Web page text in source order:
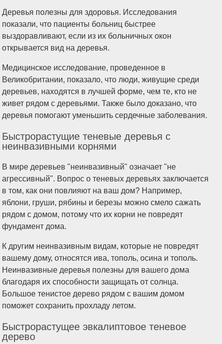
Деревья полезны для здоровья. Исследования
показали, что пациенты больниц быстрее
выздоравливают, если из их больничных окон
открывается вид на деревья.
Медицинское исследование, проведенное в
Великобритании, показало, что люди, живущие среди
деревьев, находятся в лучшей форме, чем те, кто не
живет рядом с деревьями. Также было доказано, что
деревья помогают уменьшить сердечные заболевания.
Быстрорастущие теневые деревья с
неинвазивными корнями
В мире деревьев "неинвазивный" означает "не
агрессивный". Вопрос о теневых деревьях заключается
в том, как они повлияют на ваш дом? Например,
яблони, груши, рябины и березы можно смело сажать
рядом с домом, потому что их корни не повредят
фундамент дома.
К другим неинвазивным видам, которые не повредят
вашему дому, относятся ива, тополь, осина и тополь.
Неинвазивные деревья полезны для вашего дома
благодаря их способности защищать от солнца.
Большое тенистое дерево рядом с вашим домом
поможет сохранить прохладу летом.
Быстрорастущее эвкалиптовое теневое
дерево